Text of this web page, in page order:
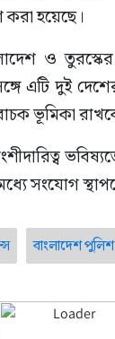
হয়েছে।
ও
দুই দেশের
ভূমিকা
সংযোগ
বাংলাদেশ পুলিশ